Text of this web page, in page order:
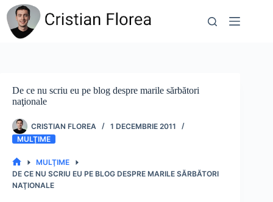
Sari
conținut
De ce nu scriu eu pe blog despre marile sărbători
naţionale
CRISTIAN FLOREA
1 DECEMBRIE 2011
MULŢIME
PRIMA
PAGINĂ
MULŢIME
DE CE NU SCRIU EU PE BLOG DESPRE MARILE SĂRBĂTORI
NAŢIONALE